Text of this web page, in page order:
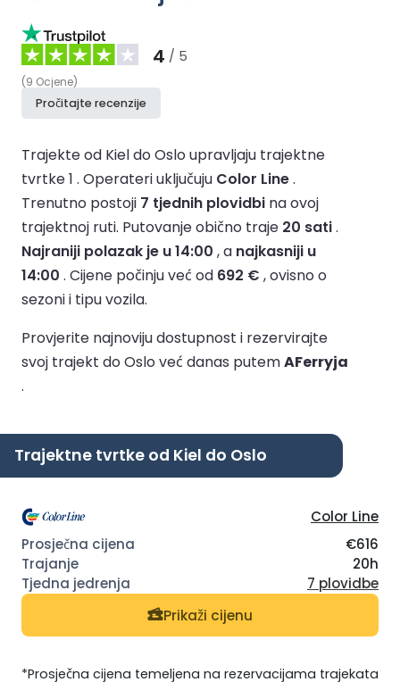
4 / 5
(9 Ocjene)
Pročitajte recenzije
Trajekte od Kiel do Oslo upravljaju trajektne
tvrtke 1 . Operateri uključuju Color Line.
Trenutno postoji 7 tjednih plovidbi na ovoj
trajektnoj ruti. Putovanje obično traje 20 sati.
Najraniji polazak je u 14:00 , a najkasniji u
14:00 . Cijene počinju već od 692 € , ovisno o
sezoni i tipu vozila.
Provjerite najnoviju dostupnost i rezervirajte
svoj trajekt do Oslo već danas putemAFerryja
.
Trajektne tvrtke od Kiel do Oslo
Color Line
€616
20h
7 plovidbe
Prikaži cijenu
*Prosječna cijena temeljena na rezervacijama trajekata